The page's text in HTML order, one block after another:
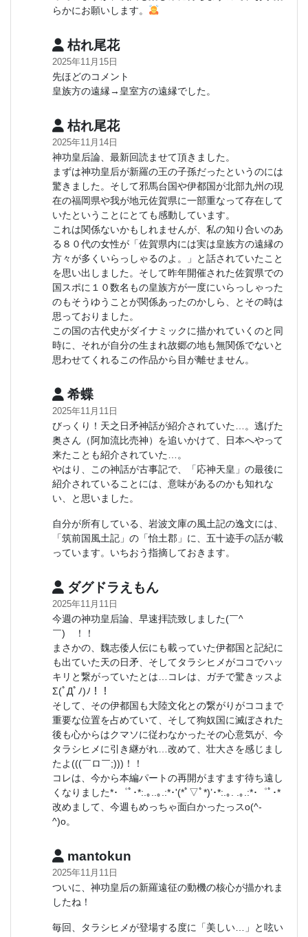
らかにお願いします。
枯れ尾花
2025年11月15日
先ほどのコメント
皇族方の遠縁→皇室方の遠縁でした。
枯れ尾花
2025年11月14日
神功皇后論、最新回読ませて頂きました。
まずは神功皇后が新羅の王の子孫だったというのには
驚きました。そして邪馬台国や伊都国が北部九州の現
在の福岡県や我が地元佐賀県に一部重なって存在して
いたということにとても感動しています。
これは関係ないかもしれませんが、私の知り合いのあ
る８０代の女性が「佐賀県内には実は皇族方の遠縁の
方々が多くいらっしゃるのよ。」と話されていたこと
を思い出しました。そして昨年開催された佐賀県での
国スポに１０数名もの皇族方が一度にいらっしゃった
のもそうゆうことが関係あったのかしら、とその時は
思っておりました。
この国の古代史がダイナミックに描かれていくのと同
時に、それが自分の生まれ故郷の地も無関係でないと
思わせてくれるこの作品から目が離せません。
希蝶
2025年11月11日
びっくり！天之日矛神話が紹介されていた…。逃げた
奥さん（阿加流比売神）を追いかけて、日本へやって
来たことも紹介されていた…。
やはり、この神話が古事記で、「応神天皇」の最後に
紹介されていることには、意味があるのかも知れな
い、と思いました。
自分が所有している、岩波文庫の風土記の逸文には、
「筑前国風土記」の「怡土郡」に、五十迹手の話が載
っています。いちおう指摘しておきます。
ダグドラえもん
2025年11月11日
今週の神功皇后論、早速拝読致しました(￣^
￣)ゞ！！
まさかの、魏志倭人伝にも載っていた伊都国と記紀に
も出ていた天の日矛、そしてタラシヒメがココでハッ
キリと繋がっていたとは…コレは、ガチで驚きッスよ
Σ(ﾟДﾟﾉ)ﾉ！！
そして、その伊都国も大陸文化との繋がりがココまで
重要な位置を占めていて、そして狗奴国に滅ぼされた
後も心からはクマソに従わなかったその心意気が、今
タラシヒメに引き継がれ…改めて、壮大さを感じまし
たよ(((￣ロ￣;)))！！
コレは、今から本編パートの再開がますます待ち遠し
くなりました*･゜ﾟ･*:.｡..｡.:*･'(*ﾟ▽ﾟ*)’･*:.｡. .｡.:*･゜ﾟ･*
改めまして、今週もめっちゃ面白かったっスo(^-
^)o。
mantokun
2025年11月11日
ついに、神功皇后の新羅遠征の動機の核心が描かれま
したね！
毎回、タラシヒメが登場する度に「美しい…」と呟い